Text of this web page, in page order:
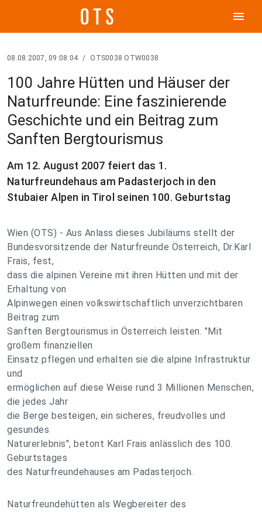
menu
08.08.2007, 09:08:04 / OTS0038 OTW0038
100 Jahre Hütten und Häuser der
Naturfreunde: Eine faszinierende
Geschichte und ein Beitrag zum
Sanften Bergtourismus
Am 12. August 2007 feiert das 1.
Naturfreundehaus am Padasterjoch in den
Stubaier Alpen in Tirol seinen 100. Geburtstag
Wien (OTS) - Aus Anlass dieses Jubiläums stellt der
Bundesvorsitzende der Naturfreunde Österreich, Dr.Karl
Frais, fest,
dass die alpinen Vereine mit ihren Hütten und mit der
Erhaltung von
Alpinwegen einen volkswirtschaftlich unverzichtbaren
Beitrag zum
Sanften Bergtourismus in Österreich leisten. "Mit
großem finanziellen
Einsatz pflegen und erhalten sie die alpine Infrastruktur
und
ermöglichen auf diese Weise rund 3 Millionen Menschen,
die jedes Jahr
die Berge besteigen, ein sicheres, freudvolles und
gesundes
Naturerlebnis", betont Karl Frais anlässlich des 100.
Geburtstages
des Naturfreundehauses am Padasterjoch.
Naturfreundehütten als Wegbereiter des